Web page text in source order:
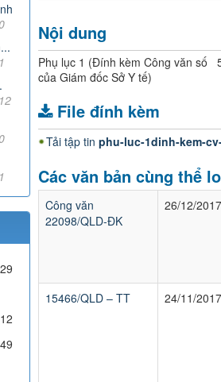
Nội dung
Phụ lục 1 (Đính kèm Công văn
của Giám đốc Sở Y tế)
File đính kèm
Tải tập tin phu-luc-1dinh-kem-
Các văn bản cùng thể
Công văn
22098/QLD-ĐK
26/12/2017
15466/QLD – TT
24/11/2017
29